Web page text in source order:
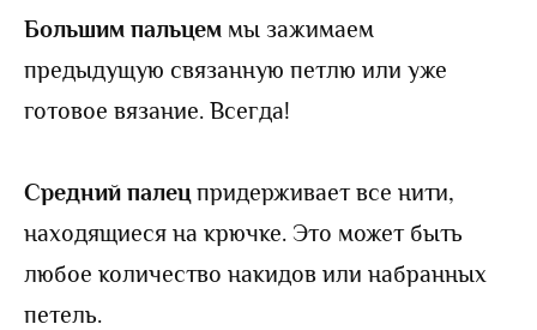
Большим пальцем мы зажимаем
предыдущую связанную петлю или уже
готовое вязание. Всегда!
Средний палец придерживает все нити,
находящиеся на крючке. Это может быть
любое количество накидов или набранных
петель.